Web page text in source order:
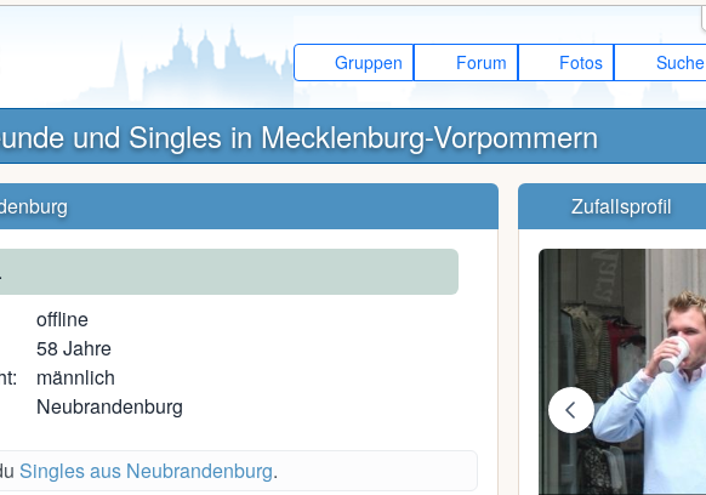
Gruppen Forum Fotos Suche
und Singles in Mecklenburg-Vorpommern
offline
58 Jahre
männlich
Neubrandenburg
Singles aus Neubrandenburg.
Zufallsprofil